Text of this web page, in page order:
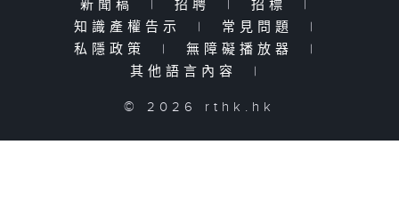
新聞稿 | 招聘 | 招標
|
知識產權告示
| 常見問題
|
私隱政策
| 無障礙播放器
|
其他語言內容
|
© 2026 rthk.hk